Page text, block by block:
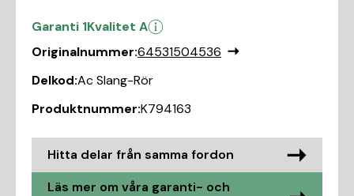
Garanti 1Kvalitet A
Originalnummer:64531504536
Delkod:Ac Slang-Rör
Produktnummer:K794163
Hitta delar från samma fordon
Läs mer om våra garanti- och